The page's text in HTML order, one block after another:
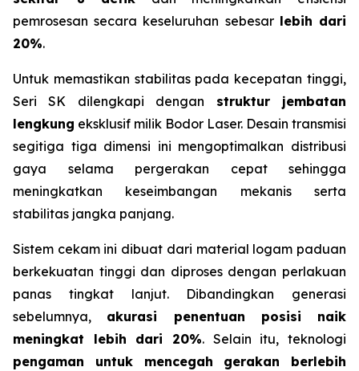
pemrosesan secara keseluruhan sebesar lebih dari
20%.
Untuk memastikan stabilitas pada kecepatan tinggi,
Seri SK dilengkapi dengan struktur jembatan
lengkung eksklusif milik Bodor Laser. Desain transmisi
segitiga tiga dimensi ini mengoptimalkan distribusi
gaya selama pergerakan cepat sehingga
meningkatkan keseimbangan mekanis serta
stabilitas jangka panjang.
Sistem cekam ini dibuat dari material logam paduan
berkekuatan tinggi dan diproses dengan perlakuan
panas tingkat lanjut. Dibandingkan generasi
sebelumnya, akurasi penentuan posisi naik
meningkat lebih dari 20%. Selain itu, teknologi
pengaman untuk mencegah gerakan berlebih